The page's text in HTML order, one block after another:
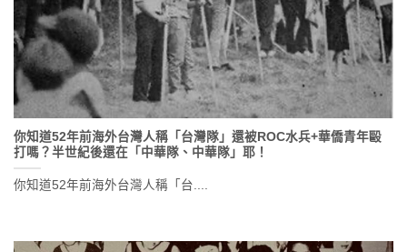
你知道52年前海外台灣人稱「台灣隊」還被ROC水兵+華僑青年毆
打嗎？半世紀後還在「中華隊、中華隊」耶！
你知道52年前海外台灣人稱「台....